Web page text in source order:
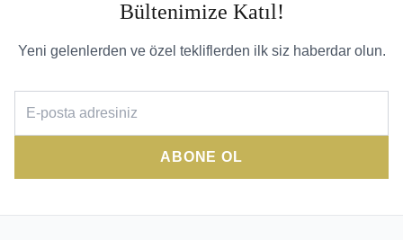
Bültenimize Katıl!
Yeni gelenlerden ve özel tekliflerden ilk siz haberdar olun.
ABONE OL